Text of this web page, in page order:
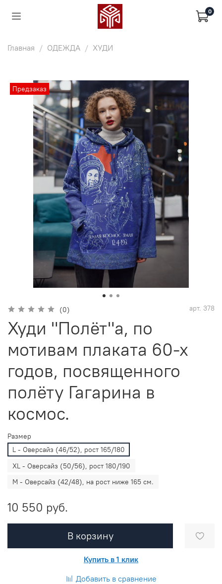
0
Главная ОДЕЖДА ХУДИ
Предзаказ
(0) арт. 378
Худи "Полёт"а, по
мотивам плаката 60-х
годов, посвященного
полёту Гагарина в
космос.
Размер
L - Оверсайз (46/52), рост 165/180
XL - Оверсайз (50/56), рост 180/190
M - Оверсайз (42/48), на рост ниже 165 см.
10 550 руб.
В корзину
Купить в 1 клик
Добавить в сравнение